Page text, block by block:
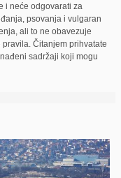
i neće odgovarati za
psovanja i vulgaran
ali to ne obavezuje
Čitanjem prihvatate
sadržaji koji mogu